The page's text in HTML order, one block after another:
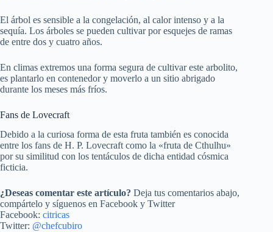
El árbol es sensible a la congelación, al calor intenso y a la
sequía. Los árboles se pueden cultivar por esquejes de ramas
de entre dos y cuatro años.
En climas extremos una forma segura de cultivar este arbolito,
es plantarlo en contenedor y moverlo a un sitio abrigado
durante los meses más fríos.
Fans de Lovecraft
Debido a la curiosa forma de esta fruta también es conocida
entre los fans de H. P. Lovecraft como la «fruta de Cthulhu»
por su similitud con los tentáculos de dicha entidad cósmica
ficticia.
¿Deseas comentar este artículo? Deja tus comentarios abajo,
compártelo y síguenos en Facebook y Twitter
Facebook: citricas
Twitter: @chefcubiro